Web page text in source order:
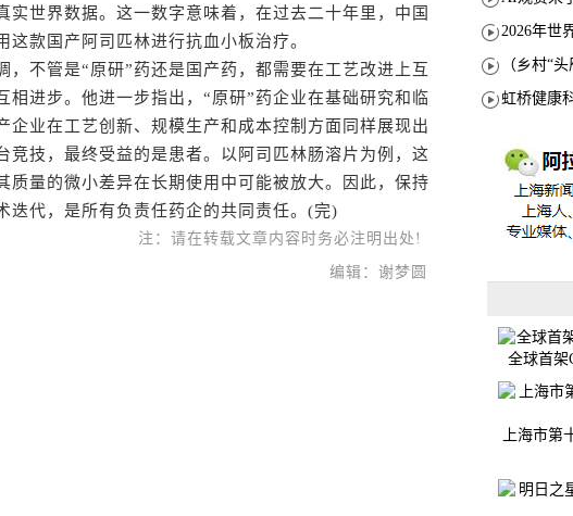
实世界数据。这一数字意味着，在过去二十年里，中国
款国产阿司匹林进行抗血小板治疗。
不管是“原研”药还是国产药，都需要在工艺改进上互
相进步。他进一步指出，“原研”药企业在基础研究和临
企业在工艺创新、规模生产和成本控制方面同样展现出
竞技，最终受益的是患者。以阿司匹林肠溶片为例，这
质量的微小差异在长期使用中可能被放大。因此，保持
迭代，是所有负责任药企的共同责任。(完)
注：请在转载文章内容时务必注明出处!
编辑：谢梦圆
全球首架
上海市